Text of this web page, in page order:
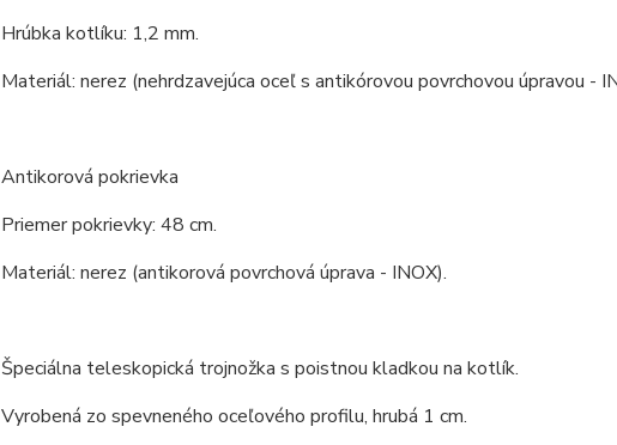
Hrúbka kotlíku: 1,2 mm.
Materiál: nerez (nehrdzavejúca oceľ s antikórovou povrchovou úpravou -
Antikorová pokrievka
Priemer pokrievky: 48 cm.
Materiál: nerez (antikorová povrchová úprava - INOX).
Špeciálna teleskopická trojnožka s poistnou kladkou na kotlík.
Vyrobená zo spevneného oceľového profilu, hrubá 1 cm.